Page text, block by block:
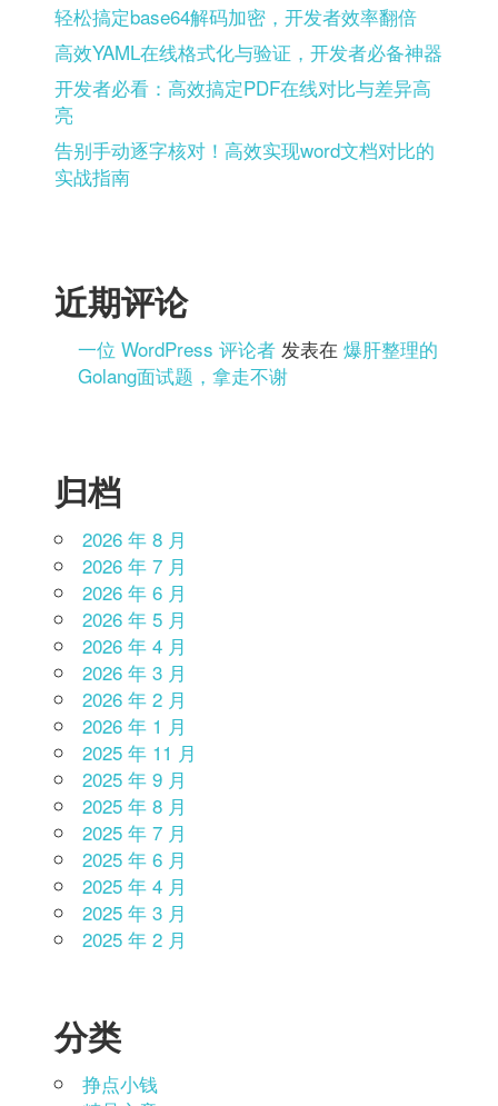
轻松搞定base64解码加密，开发者效率翻倍
高效YAML在线格式化与验证，开发者必备神器
开发者必看：高效搞定PDF在线对比与差异高
亮
告别手动逐字核对！高效实现word文档对比的
实战指南
近期评论
一位 WordPress 评论者 发表在爆肝整理的
Golang面试题，拿走不谢
归档
2026 年 8 月
2026 年 7 月
2026 年 6 月
2026 年 5 月
2026 年 4 月
2026 年 3 月
2026 年 2 月
2026 年 1 月
2025 年 11 月
2025 年 9 月
2025 年 8 月
2025 年 7 月
2025 年 6 月
2025 年 4 月
2025 年 3 月
2025 年 2 月
分类
挣点小钱